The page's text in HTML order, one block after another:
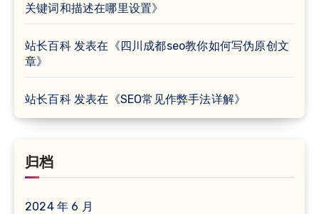
关键词和描述在哪里设置》
站长百科发表在《四川成都seo教你如何写伪原创文
章》
站长百科发表在《SEO常见作弊手法详解》
归档
2024 年 6 月